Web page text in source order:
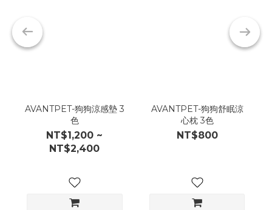
AVANTPET-狗狗涼感墊 3
色
NT$1,200 ~
NT$2,400
AVANTPET-狗狗舒眠涼
心枕 3色
NT$800